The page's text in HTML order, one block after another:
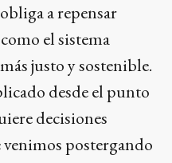
a repensar
el sistema
justo y sostenible.
desde el punto
decisiones
postergando